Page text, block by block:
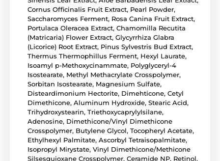
Cornus Officinalis Fruit Extract, Pearl Powder,
Saccharomyces Ferment, Rosa Canina Fruit Extract,
Portulaca Oleracea Extract, Chamomilla Recutita
(Matricaria) Flower Extract, Glycyrrhiza Glabra
(Licorice) Root Extract, Pinus Sylvestris Bud Extract,
Thermus Thermophillus Ferment, Hexyl Laurate,
Isoamyl p-Methoxycinammate, Polyglyceryl-4
Isostearate, Methyl Methacrylate Crosspolymer,
Sorbitan Isostearate, Magnesium Sulfate,
Disteardimonium Hectorite, Dimehticone, Cetyl
Dimethicone, Aluminum Hydroxide, Stearic Acid,
Trihydroxystearin, Triethoxycaprylylsilane,
Adenosine, Dimethicone/Vinyl Dimethicone
Crosspolymer, Butylene Glycol, Tocopheryl Acetate,
Ethylhexyl Palmitate, Ascorbyl Tetraisopalmitate,
Isopropyl Mirystate, Vinyl Dimethicone/Methicone
Silsesquioxane Crosspolymer, Ceramide NP, Retinol,